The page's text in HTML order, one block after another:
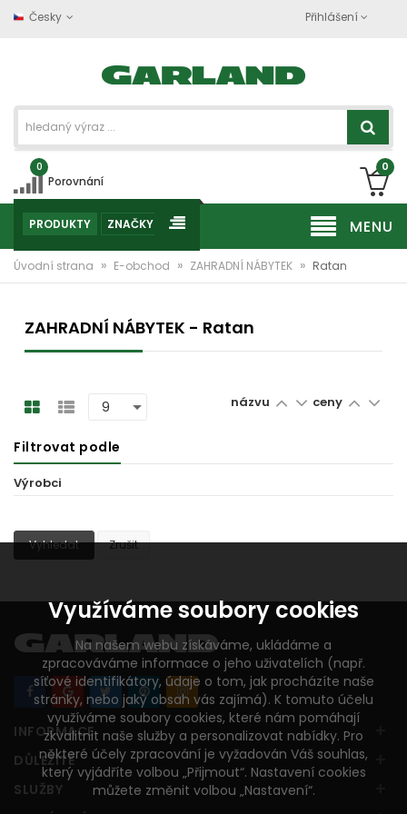
Česky Přihlášení
0
Porovnání
0
MENU
PRODUKTY ZNAČKY
Úvodní strana » E-obchod » ZAHRADNÍ NÁBYTEK » Ratan
ZAHRADNÍ NÁBYTEK - Ratan
názvu ceny
Filtrovat podle
Výrobci
Vyhledat Zrušit
INFORMACE
DŮLEŽITÉ
SLUŽBY
Využíváme soubory cookies
Na našem webu získáváme, ukládáme a
zpracováváme informace o jeho uživatelích (např.
síťové identifikátory, údaje o tom, jak procházíte naše
stránky, nebo jaký obsah vás zajímá). K tomuto účelu
využíváme soubory cookies, které nám pomáhají
zkvalitnit naše služby a personalizovat nabídky. Pro
některé účely zpracování je vyžadován Váš souhlas,
který vyjádříte volbou „Přijmout“. Nastavení cookies
můžete změnit volbou „Nastavení“.